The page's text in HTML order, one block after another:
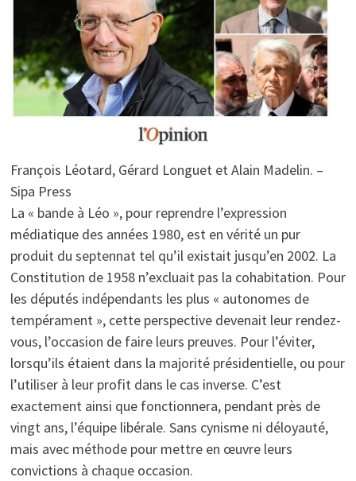
François Léotard, Gérard Longuet et Alain Madelin. –
Sipa Press
La « bande à Léo », pour reprendre l’expression
médiatique des années 1980, est en vérité un pur
produit du septennat tel qu’il existait jusqu’en 2002. La
Constitution de 1958 n’excluait pas la cohabitation. Pour
les députés indépendants les plus « autonomes de
tempérament », cette perspective devenait leur rendez-
vous, l’occasion de faire leurs preuves. Pour l’éviter,
lorsqu’ils étaient dans la majorité présidentielle, ou pour
l’utiliser à leur profit dans le cas inverse. C’est
exactement ainsi que fonctionnera, pendant près de
vingt ans, l’équipe libérale. Sans cynisme ni déloyauté,
mais avec méthode pour mettre en œuvre leurs
convictions à chaque occasion.